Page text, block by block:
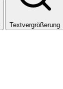
Textvergrößerung